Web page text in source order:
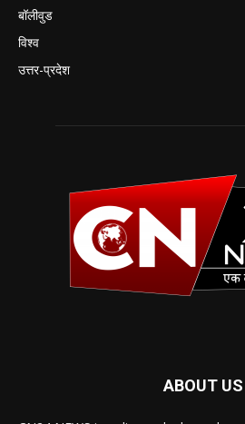
बॉलीवुड
विश्व
उत्तर-प्रदेश
ABOUT US